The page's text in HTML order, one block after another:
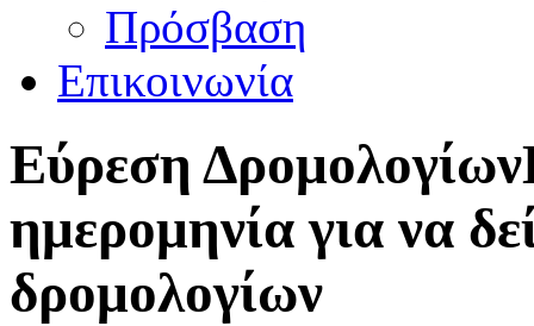
Πρόσβαση
Επικοινωνία
Εύρεση Δρομολογίων
ημερομηνία για να
δρομολογίων